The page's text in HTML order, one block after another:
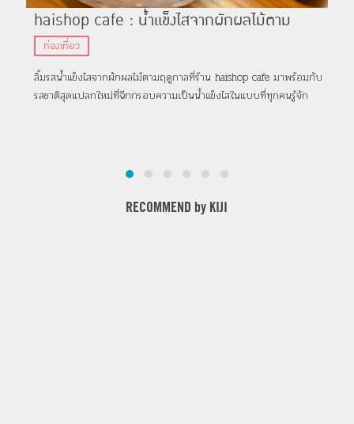
haishop cafe : น้ำแข็งไสจากผักผลไม้ตาม
ฤดูกาลไร้การแต่งสีแต่งกลิ่น 10 รสชาติใหม่ ที่โย
โกฮาม่า จังหวัดคานางาวะ
ท่องเที่ยว
ลิ้มรสน้ำแข็งไสจากผักผลไม้ตามฤดูกาลที่ร้าน haishop cafe มาพร้อมกับ
รสชาติสุดแปลกใหม่ที่ฉีกกรอบความเป็นน้ำแข็งไสในแบบที่ทุกคนรู้จัก
RECOMMEND by KIJI